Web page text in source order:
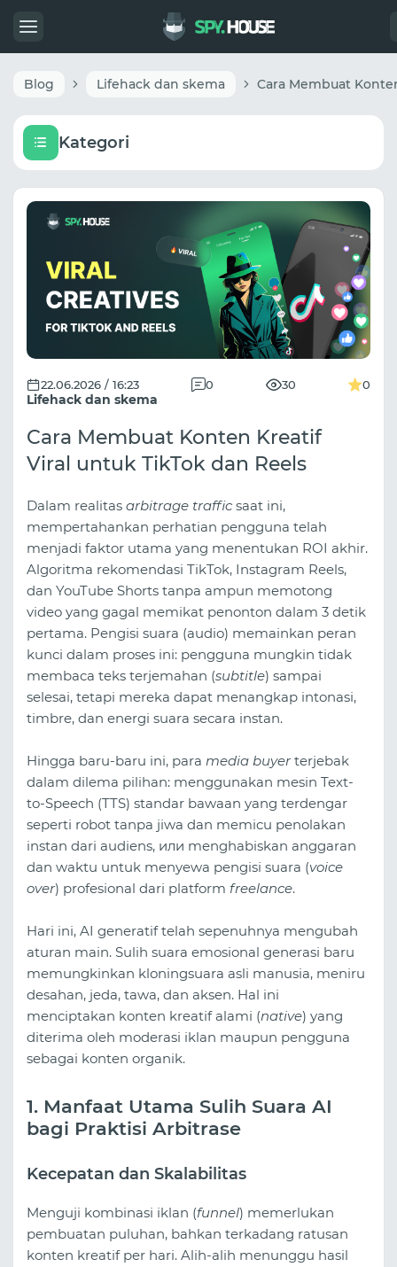
Blog Lifehack dan skema
Kategori
Lifehack dan skema
22.06.2026 / 16:23 0 30 0
Cara Membuat Konten Kreatif
Viral untuk TikTok dan Reels
Dalam realitas arbitrage traffic saat ini,
mempertahankan perhatian pengguna telah
menjadi faktor utama yang menentukan ROI akhir.
Algoritma rekomendasi TikTok, Instagram Reels,
dan YouTube Shorts tanpa ampun memotong
video yang gagal memikat penonton dalam 3 detik
pertama. Pengisi suara (audio) memainkan peran
kunci dalam proses ini: pengguna mungkin tidak
membaca teks terjemahan (subtitle) sampai
selesai, tetapi mereka dapat menangkap intonasi,
timbre, dan energi suara secara instan.
Hingga baru-baru ini, para media buyerterjebak
dalam dilema pilihan: menggunakan mesin Text-
to-Speech (TTS) standar bawaan yang terdengar
seperti robot tanpa jiwa dan memicu penolakan
instan dari audiens, или menghabiskan anggaran
dan waktu untuk menyewa pengisi suara (voice
over) profesional dari platform freelance.
Hari ini, AI generatif telah sepenuhnya mengubah
aturan main. Sulih suara emosional generasi baru
memungkinkan kloningsuara asli manusia, meniru
desahan, jeda, tawa, dan aksen. Hal ini
menciptakan konten kreatif alami (native) yang
diterima oleh moderasi iklan maupun pengguna
sebagai konten organik.
1. Manfaat Utama Sulih Suara AI
bagi Praktisi Arbitrase
Kecepatan dan Skalabilitas
Menguji kombinasi iklan (funnel) memerlukan
pembuatan puluhan, bahkan terkadang ratusan
konten kreatif per hari. Alih-alih menunggu hasil